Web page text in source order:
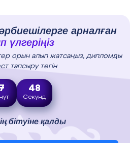
арналған
орын алып жатсаңыз, дипломды
тапсыру тегін
47
Секунд
бітуіне қалды